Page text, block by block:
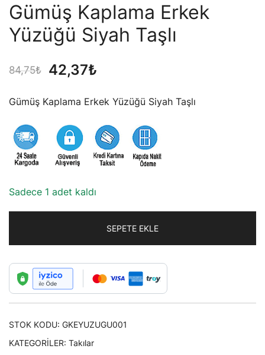
Gümüş Kaplama Erkek
Yüzüğü Siyah Taşlı
84,75₺
Orijinal
42,37₺
42,37₺.
Gümüş Kaplama Erkek Yüzüğü Siyah Taşlı
Sadece 1 adet kaldı
SEPETE EKLE
STOK KODU: GKEYUZUGU001
KATEGORILER: Takılar